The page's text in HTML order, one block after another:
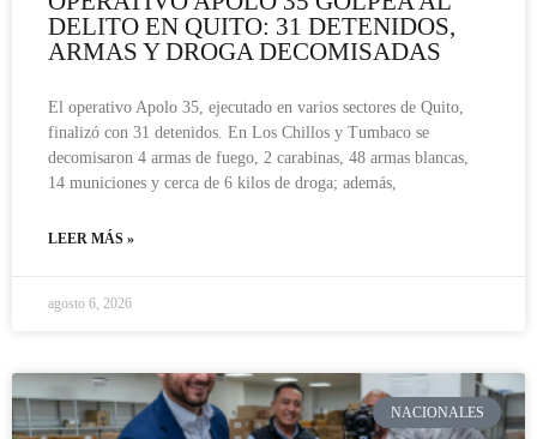
DELITO EN QUITO: 31 DETENIDOS,
ARMAS Y DROGA DECOMISADAS
El operativo Apolo 35, ejecutado en varios sectores de Quito,
finalizó con 31 detenidos. En Los Chillos y Tumbaco se
decomisaron 4 armas de fuego, 2 carabinas, 48 armas blancas,
14 municiones y cerca de 6 kilos de droga; además,
LEER MÁS »
agosto 6, 2026
NACIONALES